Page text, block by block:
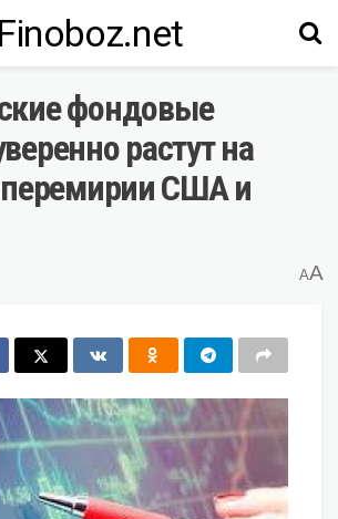
Finoboz.net
фондовые
растут на
перемирии США и
AA